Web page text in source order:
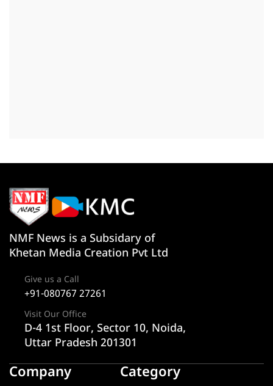
NMF News is a Subsidary of
Khetan Media Creation Pvt Ltd
Give us a Call
+91-080767 27261
Visit Our Office
D-4 1st Floor, Sector 10, Noida,
Uttar Pradesh 201301
Company Category